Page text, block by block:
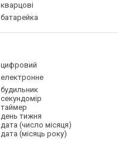
кварцові
батарейка
цифровий
електронне
будильник
секундомір
таймер
день тижня
дата (число місяця)
дата (місяць року)